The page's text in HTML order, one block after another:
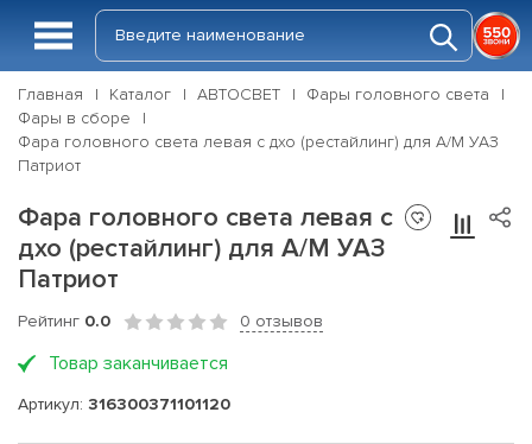
Главная Каталог АВТОСВЕТ
Фары головного света
Фары в сборе
Фара головного света левая с дхо (рестайлинг) для А/М УАЗ
Патриот
Фара головного света левая с
дхо (рестайлинг) для А/М УАЗ
Патриот
Рейтинг 0.0 0 отзывов
Товар заканчивается
Артикул: 316300371101120